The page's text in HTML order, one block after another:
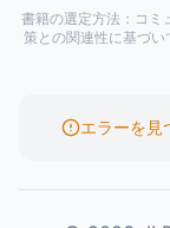
書籍の選定方法：コ
策との関連性に基づ
エラーを見